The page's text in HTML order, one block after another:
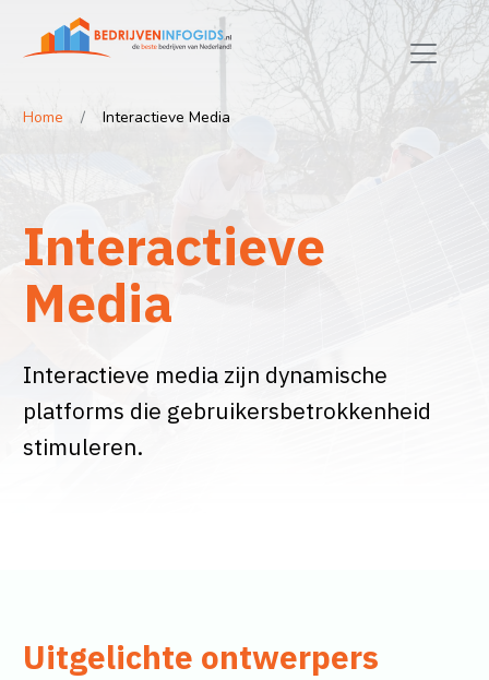
Home Interactieve Media
Interactieve
Media
Interactieve media zijn dynamische
platforms die gebruikersbetrokkenheid
stimuleren.
Uitgelichte ontwerpers